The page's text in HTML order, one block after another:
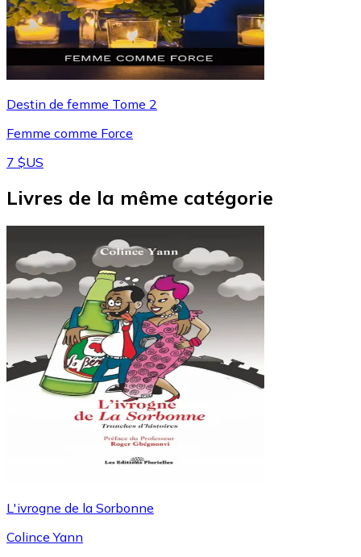
Destin de femme Tome 2
Femme comme Force
7 $US
Livres de la même catégorie
L'ivrogne de la Sorbonne
Colince Yann